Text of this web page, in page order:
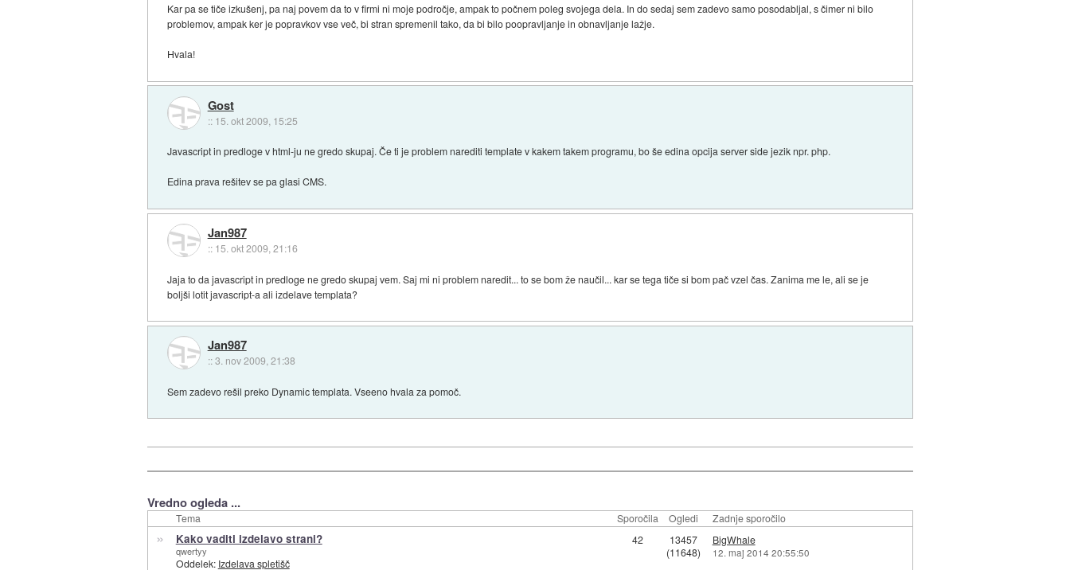
Kar pa se tiče izkušenj, pa naj povem da to v firmi ni moje področje, ampak to počnem poleg svojega dela. In do sedaj sem zadevo samo posodabljal, s čimer ni bilo
problemov, ampak ker je popravkov vse več, bi stran spremenil tako, da bi bilo poopravljanje in obnavljanje lažje.
Hvala!
Gost
:: 15. okt 2009, 15:25
Javascript in predloge v html-ju ne gredo skupaj. Če ti je problem narediti template v kakem takem programu, bo še edina opcija server side jezik npr. php.
Edina prava rešitev se pa glasi CMS.
Jan987
:: 15. okt 2009, 21:16
Jaja to da javascript in predloge ne gredo skupaj vem. Saj mi ni problem naredit... to se bom že naučil... kar se tega tiče si bom pač vzel čas. Zanima me le, ali se je
boljši lotit javascript-a ali izdelave templata?
Jan987
::3. nov 2009, 21:38
Sem zadevo rešil preko Dynamic templata. Vseeno hvala za pomoč.
Vredno ogleda ...
Tema Sporočila Ogledi Zadnje sporočilo
» Kako vaditi izdelavo strani?
qwertyy
Oddelek: Izdelava spletišč
42
13457
(11648)
BigWhale
12. maj 2014 20:55:50